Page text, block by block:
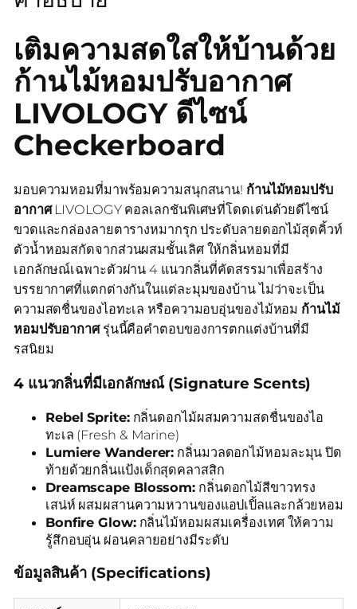
เติมความสดใสให้บ้านด้วย
ก้านไม้หอมปรับอากาศ
LIVOLOGY ดีไซน์
Checkerboard
มอบความหอมที่มาพร้อมความสนุกสนาน! ก้านไม้หอมปรับ
อากาศLIVOLOGY คอลเลกชันพิเศษที่โดดเด่นด้วยดีไซน์
ขวดและกล่องลายตารางหมากรุก ประดับลายดอกไม้สุดคิ้วท์
ตัวน้ำหอมสกัดจากส่วนผสมชั้นเลิศ ให้กลิ่นหอมที่มี
เอกลักษณ์เฉพาะตัวผ่าน 4 แนวกลิ่นที่คัดสรรมาเพื่อสร้าง
บรรยากาศที่แตกต่างกันในแต่ละมุมของบ้าน ไม่ว่าจะเป็น
ความสดชื่นของไอทะเล หรือความอบอุ่นของไม้หอม ก้านไม้
หอมปรับอากาศรุ่นนี้คือคำตอบของการตกแต่งบ้านที่มี
รสนิยม
4 แนวกลิ่นที่มีเอกลักษณ์ (Signature Scents)
Rebel Sprite:กลิ่นดอกไม้ผสมความสดชื่นของไอ
ทะเล (Fresh & Marine)
Lumiere Wanderer: กลิ่นมวลดอกไม้หอมละมุน ปิด
ท้ายด้วยกลิ่นแป้งเด็กสุดคลาสสิก
Dreamscape Blossom: กลิ่นดอกไม้สีขาวทรง
เสน่ห์ ผสมผสานความหวานของแอปเปิ้ลและกล้วยหอม
Bonfire Glow:กลิ่นไม้หอมผสมเครื่องเทศ ให้ความ
รู้สึกอบอุ่น ผ่อนคลายอย่างมีระดับ
ข้อมูลสินค้า (Specifications)